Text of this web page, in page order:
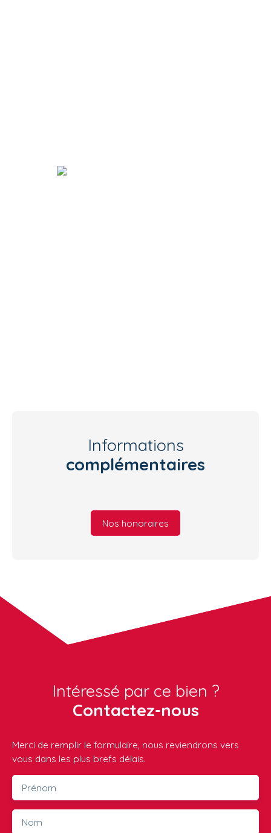
Informations
complémentaires
Nos honoraires
Intéressé par ce bien ?
Contactez-nous
Merci de remplir le formulaire, nous reviendrons vers
vous dans les plus brefs délais.
Prénom
Nom